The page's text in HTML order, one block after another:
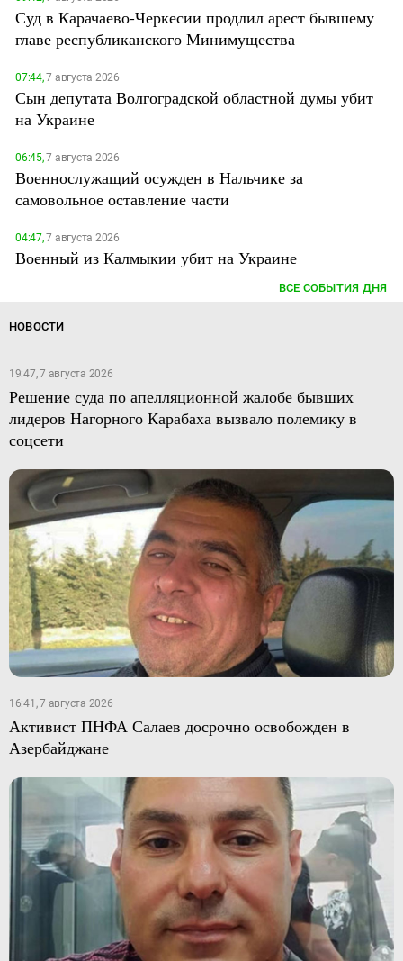
Суд в Карачаево-Черкесии продлил арест бывшему
главе республиканского Минимущества
07:44,7 августа 2026
Сын депутата Волгоградской областной думы убит
на Украине
06:45,7 августа 2026
Военнослужащий осужден в Нальчике за
самовольное оставление части
04:47,7 августа 2026
Военный из Калмыкии убит на Украине
ВСЕ СОБЫТИЯ ДНЯ
НОВОСТИ
19:47, 7 августа 2026
Решение суда по апелляционной жалобе бывших
лидеров Нагорного Карабаха вызвало полемику в
соцсети
16:41, 7 августа 2026
Активист ПНФА Салаев досрочно освобожден в
Азербайджане